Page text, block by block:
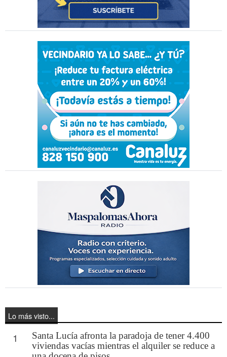
Lo más visto...
1
Santa Lucía afronta la paradoja de tener 4.400
viviendas vacías mientras el alquiler se reduce a